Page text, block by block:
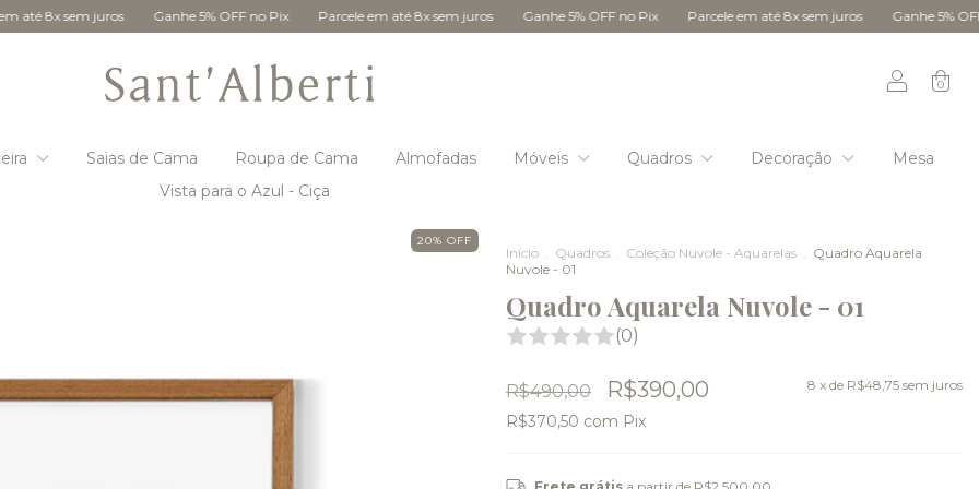
Ganhe 5% OFF no Pix Parcele em até 8x sem juros Ganhe 5% OFF no Pix Parcele em até 8x sem juros Ganhe 5% OFF no Pix
0
Saias de Cama Roupa de Cama Almofadas Móveis Quadros Decoração
Mesa
Vista para o Azul - Ciça
20% OFF
Início . Quadros . Coleção Nuvole - Aquarelas . Quadro Aquarela
Nuvole - 01
Quadro Aquarela Nuvole - 01
(0)
R$490,00 R$390,00 8 x de R$48,75 sem juros
R$370,50 com Pix